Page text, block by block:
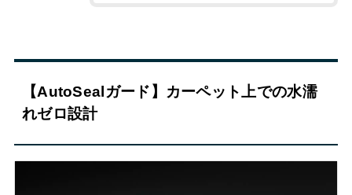
【AutoSealガード】カーペット上での水濡
れゼロ設計